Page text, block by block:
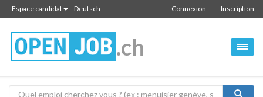
Espace candidat Deutsch Inscription
Connexion
.ch